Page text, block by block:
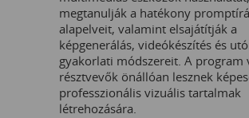
megtanulják a hatékony
alapelveit, valamint elsajátítják a
képgenerálás, videókészítés és
gyakorlati módszereit. A program
résztvevők önállóan lesznek
professzionális vizuális tartalmak
létrehozására.